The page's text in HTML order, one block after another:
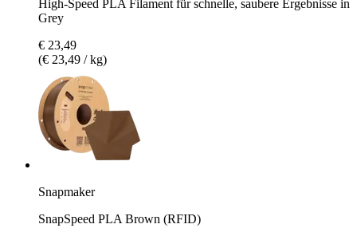
High-Speed PLA Filament für schnelle, saubere Ergebnisse in
Grey
€ 23,49
(€ 23,49 / kg)
Snapmaker
SnapSpeed PLA Brown (RFID)